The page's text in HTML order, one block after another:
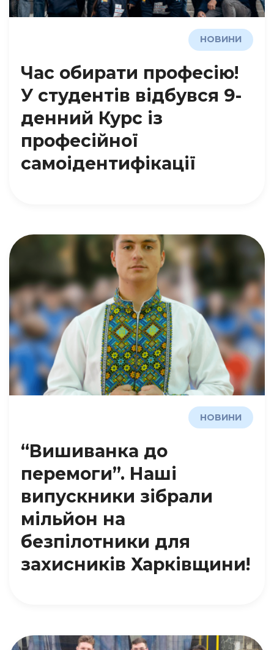
НОВИНИ
Час обирати професію!
У студентів відбувся 9-
денний Курс із
професійної
самоідентифікації
НОВИНИ
“Вишиванка до
перемоги”. Наші
випускники зібрали
мільйон на
безпілотники для
захисників Харківщини!